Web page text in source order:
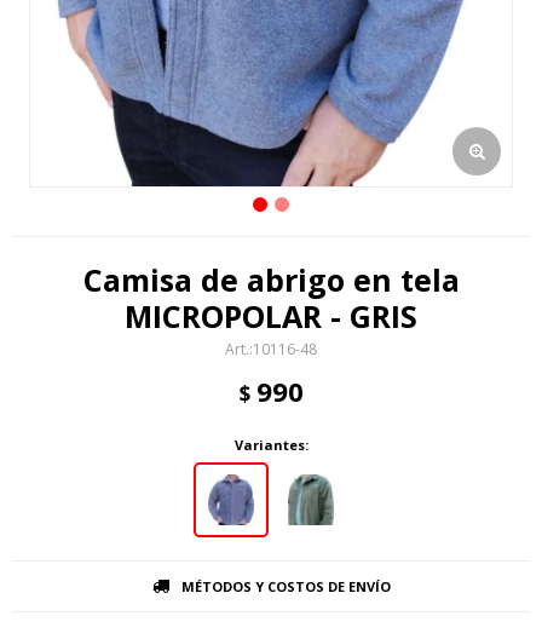
Camisa de abrigo en tela
MICROPOLAR - GRIS
10116-48
$ 990
Variantes:
MÉTODOS Y COSTOS DE ENVÍO